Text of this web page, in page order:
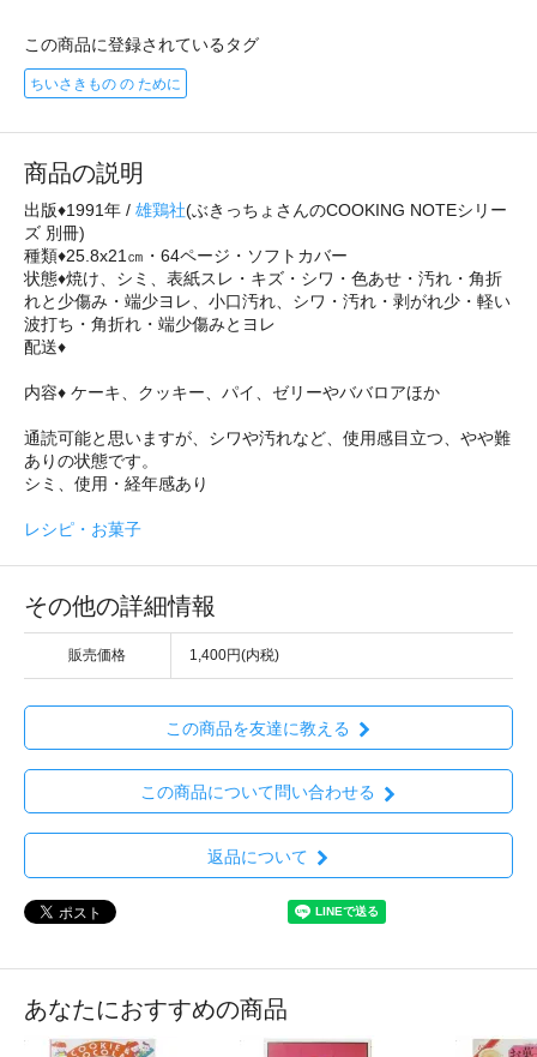
この商品に登録されているタグ
ちいさきもの の ために
商品の説明
出版♦1991年 / 雄鶏社(ぶきっちょさんのCOOKING NOTEシリー
ズ 別冊)
種類♦25.8x21㎝・64ページ・ソフトカバー
状態♦焼け、シミ、表紙スレ・キズ・シワ・色あせ・汚れ・角折
れと少傷み・端少ヨレ、小口汚れ、シワ・汚れ・剥がれ少・軽い
波打ち・角折れ・端少傷みとヨレ
配送♦
内容♦ ケーキ、クッキー、パイ、ゼリーやババロアほか
通読可能と思いますが、シワや汚れなど、使用感目立つ、やや難
ありの状態です。
シミ、使用・経年感あり
レシピ・お菓子
その他の詳細情報
販売価格 1,400円(内税)
この商品を友達に教える
この商品について問い合わせる
返品について
あなたにおすすめの商品